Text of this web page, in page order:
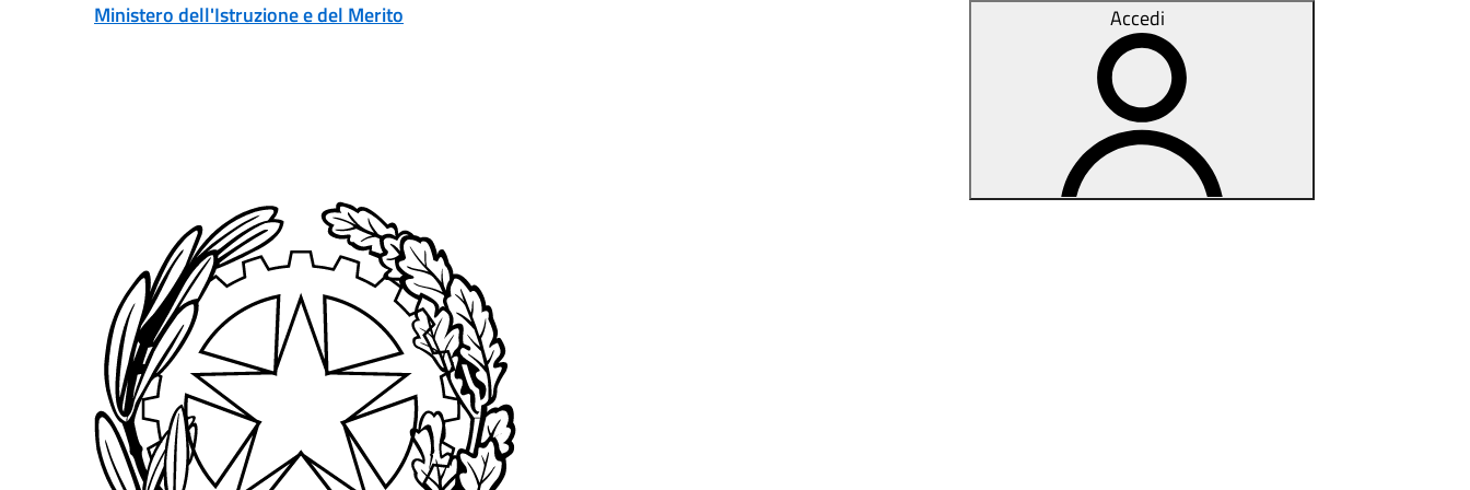
Vai ai contenuti
Vai al menu di navigazione
Ministero dell'Istruzione e del Merito Accedi